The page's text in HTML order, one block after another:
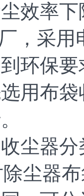
效率
，采
环保
用布
器分
尘器